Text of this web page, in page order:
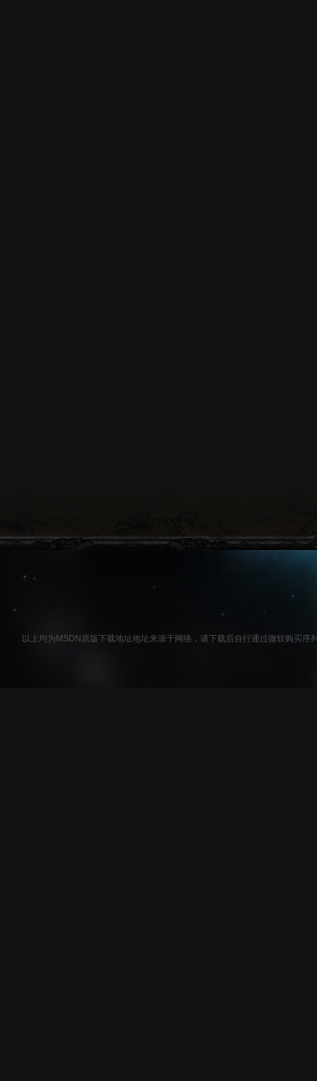
以上均为MSDN原版下载地址地址来源于网络，请下载后自行通过微软购买